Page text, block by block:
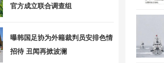
官方成立联合调查组
曝韩国足协为外籍裁判员安排色情
招待 丑闻再掀波澜